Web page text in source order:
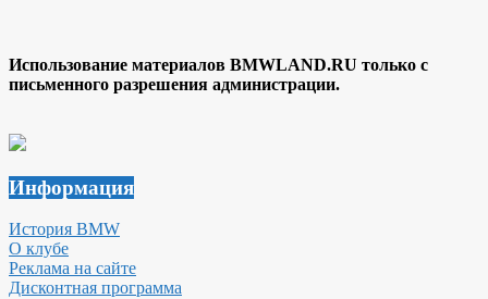
Использование материалов BMWLAND.RU только с
письменного разрешения администрации.
Информация
История BMW
О клубе
Реклама на сайте
Дисконтная программа